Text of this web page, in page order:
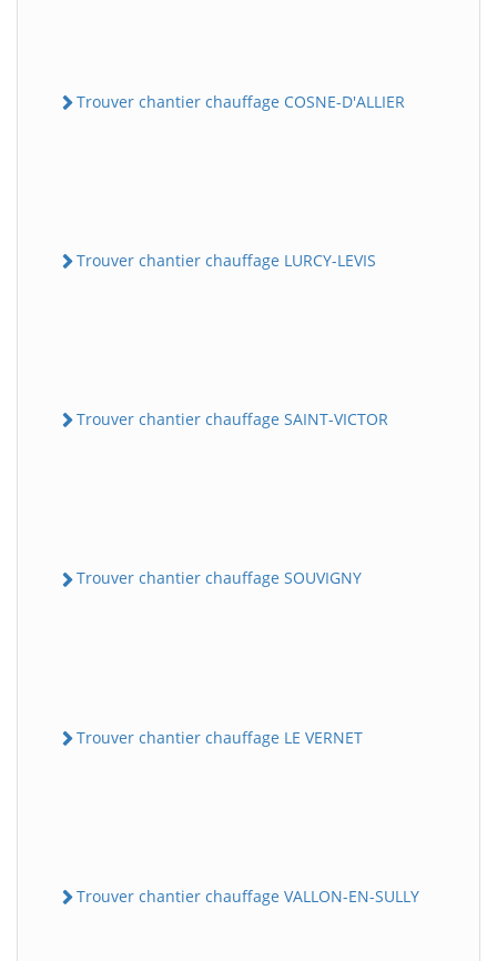
Trouver chantier chauffage COSNE-D'ALLIER
Trouver chantier chauffage LURCY-LEVIS
Trouver chantier chauffage SAINT-VICTOR
Trouver chantier chauffage SOUVIGNY
Trouver chantier chauffage LE VERNET
Trouver chantier chauffage VALLON-EN-SULLY